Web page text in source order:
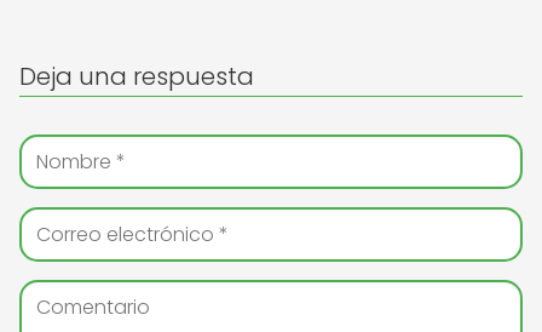
Deja una respuesta